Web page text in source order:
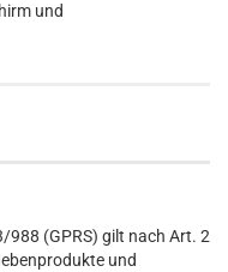
und
(GPRS) gilt nach Art. 2
und